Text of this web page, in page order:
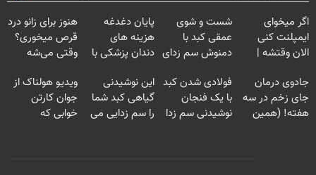
اگر میخوای
ایمپلنت کنی
الان وقتشه |
میلیون تومان!!!
شست و شوی
عمقی کبد با
دمنوش سم زدای
پایان دغدغه
هزینه های
دندان پزشکی با
خانگی
هنوز برای زانو درد
قرص میخوری؟
وقتی می‌شه
درمانش کرد؟؟؟؟
جادوی درمان
جای زخم در سه
هفته! (همین
فولادی شدن کبد
با یک فنجان
نوشیدنی سم زدا
این نوشیدنی
گیاهی کبد شما
را سم زدایی می
ویدیو هولناک از
جوان کارتن
خوابی که